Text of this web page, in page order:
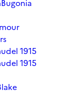
Bugonia
1915
1915